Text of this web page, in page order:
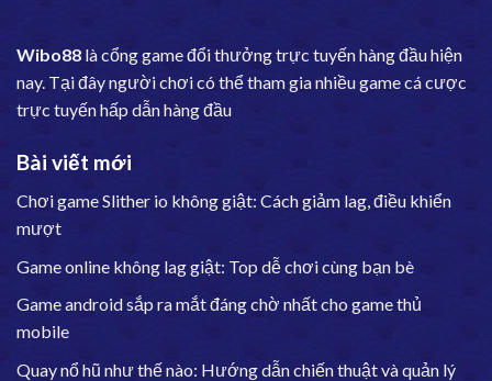
Wibo88 là cổng game đổi thưởng trực tuyến hàng đầu hiện
nay. Tại đây người chơi có thể tham gia nhiều game cá cược
trực tuyến hấp dẫn hàng đầu
Bài viết mới
Chơi game Slither io không giật: Cách giảm lag, điều khiển
mượt
Game online không lag giật: Top dễ chơi cùng bạn bè
Game android sắp ra mắt đáng chờ nhất cho game thủ
mobile
Quay nổ hũ như thế nào: Hướng dẫn chiến thuật và quản lý